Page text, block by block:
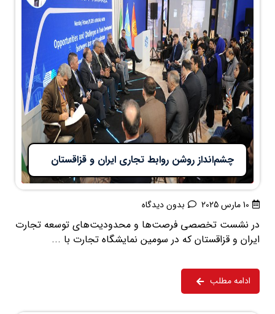
چشم‌انداز روشن روابط تجاری ایران و قزاقستان
10 مارس 2025 بدون دیدگاه
در نشست تخصصی فرصت‌ها و محدودیت‌های توسعه تجارت
ایران و قزاقستان که در سومین نمایشگاه تجارت با ...
ادامه مطلب